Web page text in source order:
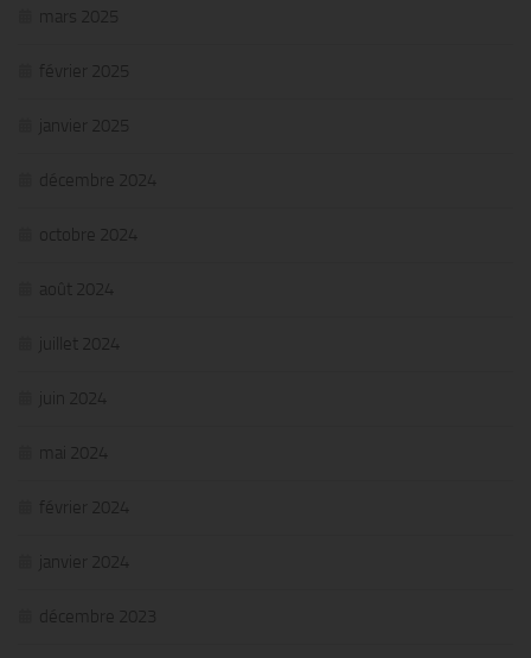
mars 2025
février 2025
janvier 2025
décembre 2024
octobre 2024
août 2024
juillet 2024
juin 2024
mai 2024
février 2024
janvier 2024
décembre 2023